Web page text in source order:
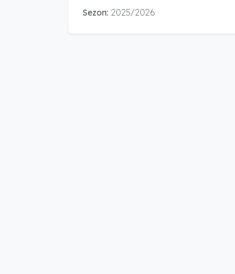
Sezon: 2025/2026